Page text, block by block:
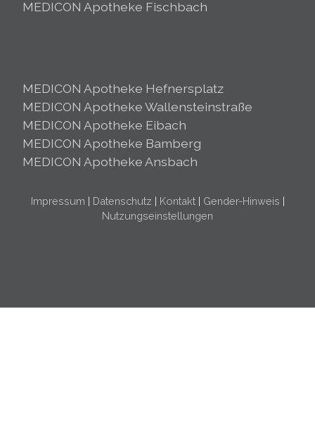
MEDICON Apotheke Fischbach
MEDICON Apotheke Hefnersplatz
MEDICON Apotheke Wallensteinstraße
MEDICON Apotheke Eibach
MEDICON Apotheke Bamberg
MEDICON Apotheke Ansbach
Impressum | Datenschutz | Kontakt| Gender-Hinweis |
Nutzungseinstellungen